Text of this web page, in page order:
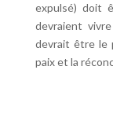
expulsé) doit
devraient
devrait être le
paix et la